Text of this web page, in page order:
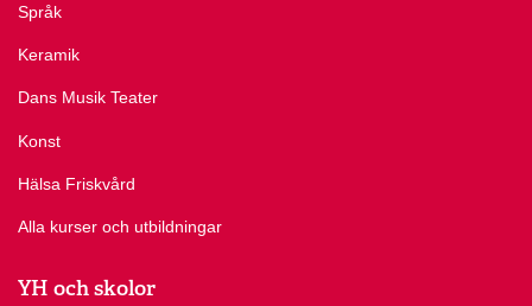
Språk
Keramik
Dans Musik Teater
Konst
Hälsa Friskvård
Alla kurser och utbildningar
YH och skolor